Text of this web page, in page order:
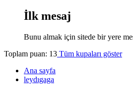
İlk mesaj
Bunu almak için sitede bir yere
Toplam puan: 13 Tüm kupaları göster
Ana sayfa
leydıgaga